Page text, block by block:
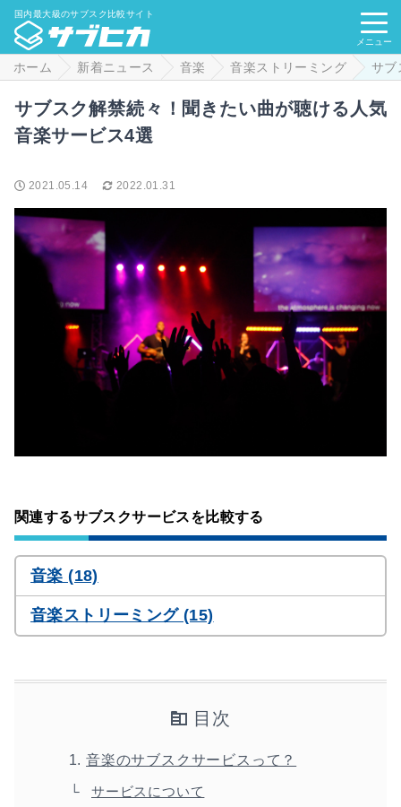
国内最大級のサブスク比較サイト
メニュー
ホーム 新着ニュース 音楽 音楽ストリーミング サブ
サブスク解禁続々！聞きたい曲が聴ける人気
音楽サービス4選
2021.05.14 2022.01.31
関連するサブスクサービスを比較する
音楽 (18)
音楽ストリーミング (15)
目次
音楽のサブスクサービスって？
サービスについて